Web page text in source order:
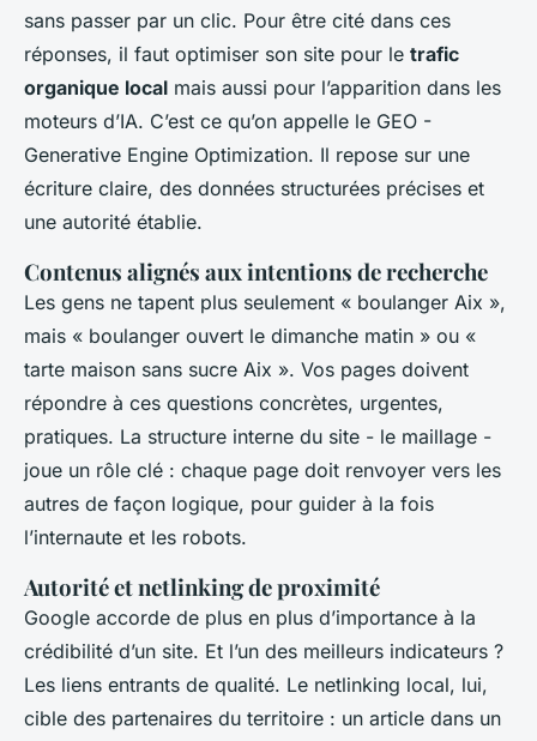
sans passer par un clic. Pour être cité dans ces
réponses, il faut optimiser son site pour le trafic
organique local mais aussi pour l’apparition dans les
moteurs d’IA. C’est ce qu’on appelle le GEO -
Generative Engine Optimization. Il repose sur une
écriture claire, des données structurées précises et
une autorité établie.
Contenus alignés aux intentions de recherche
Les gens ne tapent plus seulement « boulanger Aix »,
mais « boulanger ouvert le dimanche matin » ou «
tarte maison sans sucre Aix ». Vos pages doivent
répondre à ces questions concrètes, urgentes,
pratiques. La structure interne du site - le maillage -
joue un rôle clé : chaque page doit renvoyer vers les
autres de façon logique, pour guider à la fois
l’internaute et les robots.
Autorité et netlinking de proximité
Google accorde de plus en plus d’importance à la
crédibilité d’un site. Et l’un des meilleurs indicateurs ?
Les liens entrants de qualité. Le netlinking local, lui,
cible des partenaires du territoire : un article dans un